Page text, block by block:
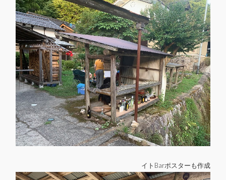
イトBarポスターも作成